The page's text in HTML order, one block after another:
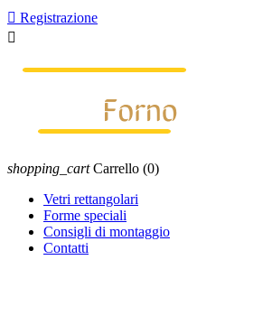
 Registrazione

shopping_cart Carrello (0)
Vetri rettangolari
Forme speciali
Consigli di montaggio
Contatti